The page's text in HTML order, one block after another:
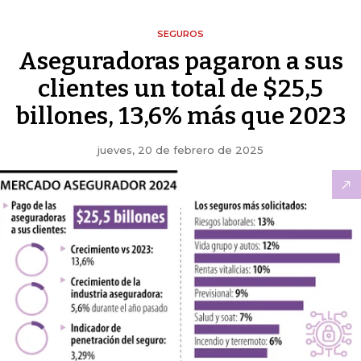
SEGUROS
Aseguradoras pagaron a sus
clientes un total de $25,5
billones, 13,6% más que 2023
jueves, 20 de febrero de 2025